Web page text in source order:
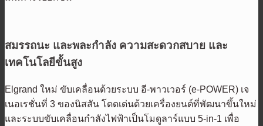
สมรรถนะ และพละกำลัง ความสะดวกสบาย และ
เทคโนโลยีขั้นสูง
Elgrand ใหม่ ขับเคลื่อนด้วยระบบ อี-พาวเวอร์ (e-POWER) เจ
เนอเรชั่นที่ 3 ของนิสสัน โดดเด่นด้วยเครื่องยนต์ที่พัฒนาขึ้นใหม่
และระบบขับเคลื่อนกำลังไฟฟ้าเป็นโมดูลาร์แบบ 5-in-1 เพื่อ